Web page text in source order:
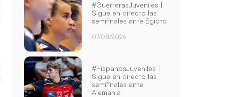
#GuerrerasJuveniles |
Sigue en directo las
semifinales ante Egipto
07/08/2026
#HispanosJuveniles |
Sigue en directo las
semifinales ante
Alemania